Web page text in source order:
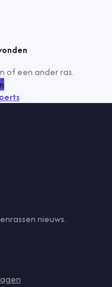
of een ander ras.
nieuws.